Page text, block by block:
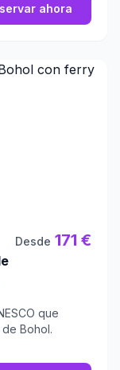
ahora
Desde 171 €
que
Bohol.